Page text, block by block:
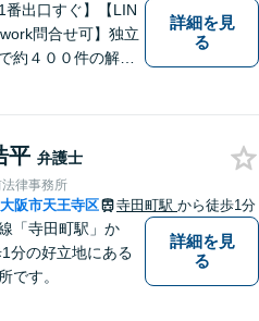
番出口すぐ】【LIN
問合せ可】独立
約４００件の解決
力」「交渉力」を
頼者様の笑顔を取
全力で取り組みま
詳細を見
る
平 弁護士
律事務所
大阪市天王寺区 寺田町駅 から徒歩1分
「寺田町駅」か
分の好立地にある
です。
詳細を見
る